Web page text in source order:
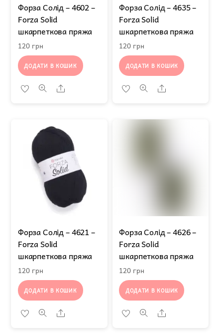
Форза Солід – 4602 –
Forza Solid
шкарпеткова пряжа
120 грн
ДОДАТИ В КОШИК
Share
Форза Солід – 4635 –
Forza Solid
шкарпеткова пряжа
120 грн
ДОДАТИ В КОШИК
Share
Форза Солід – 4621 –
Forza Solid
шкарпеткова пряжа
120 грн
ДОДАТИ В КОШИК
Share
Форза Солід – 4626 –
Forza Solid
шкарпеткова пряжа
120 грн
ДОДАТИ В КОШИК
Share